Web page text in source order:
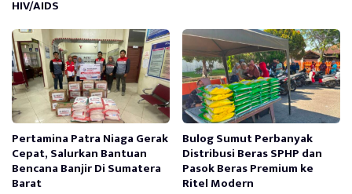
HIV/AIDS
Pertamina Patra Niaga Gerak
Cepat, Salurkan Bantuan
Bencana Banjir Di Sumatera
Barat
Bulog Sumut Perbanyak
Distribusi Beras SPHP dan
Pasok Beras Premium ke
Ritel Modern